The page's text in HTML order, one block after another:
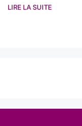
LIRE LA SUITE